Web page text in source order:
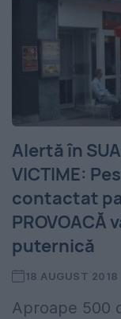
Alertă în
VICTIME:
contactat
PROVOACĂ
puternică
18 AUGUST 2018
Aproape 500